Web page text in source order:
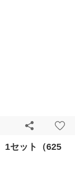
ット（625